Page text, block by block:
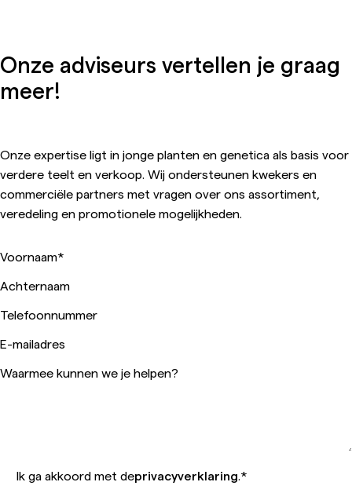
Onze adviseurs vertellen je graag
meer!
Onze expertise ligt in jonge planten en genetica als basis voor
verdere teelt en verkoop. Wij ondersteunen kwekers en
commerciële partners met vragen over ons assortiment,
veredeling en promotionele mogelijkheden.
Voornaam*
Achternaam
Telefoonnummer
E-mailadres
Waarmee kunnen we je helpen?
Ik ga akkoord met deprivacyverklaring.*